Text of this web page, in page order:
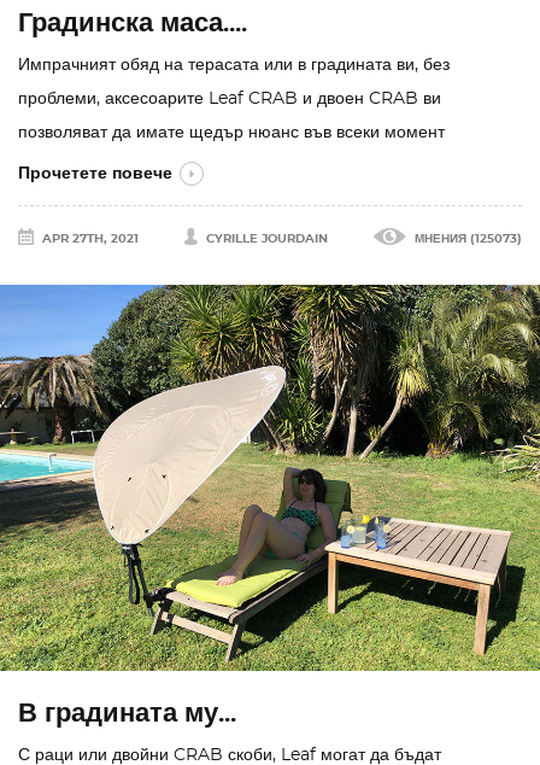
Градинска маса....
Импрачният обяд на терасата или в градината ви, без
проблеми, аксесоарите Leaf CRAB и двоен CRAB ви
позволяват да имате щедър нюанс във всеки момент
Прочетете повече
APR 27TH, 2021 CYRILLE JOURDAIN МНЕНИЯ (125073)
В градината му...
С раци или двойни CRAB скоби, Leaf могат да бъдат